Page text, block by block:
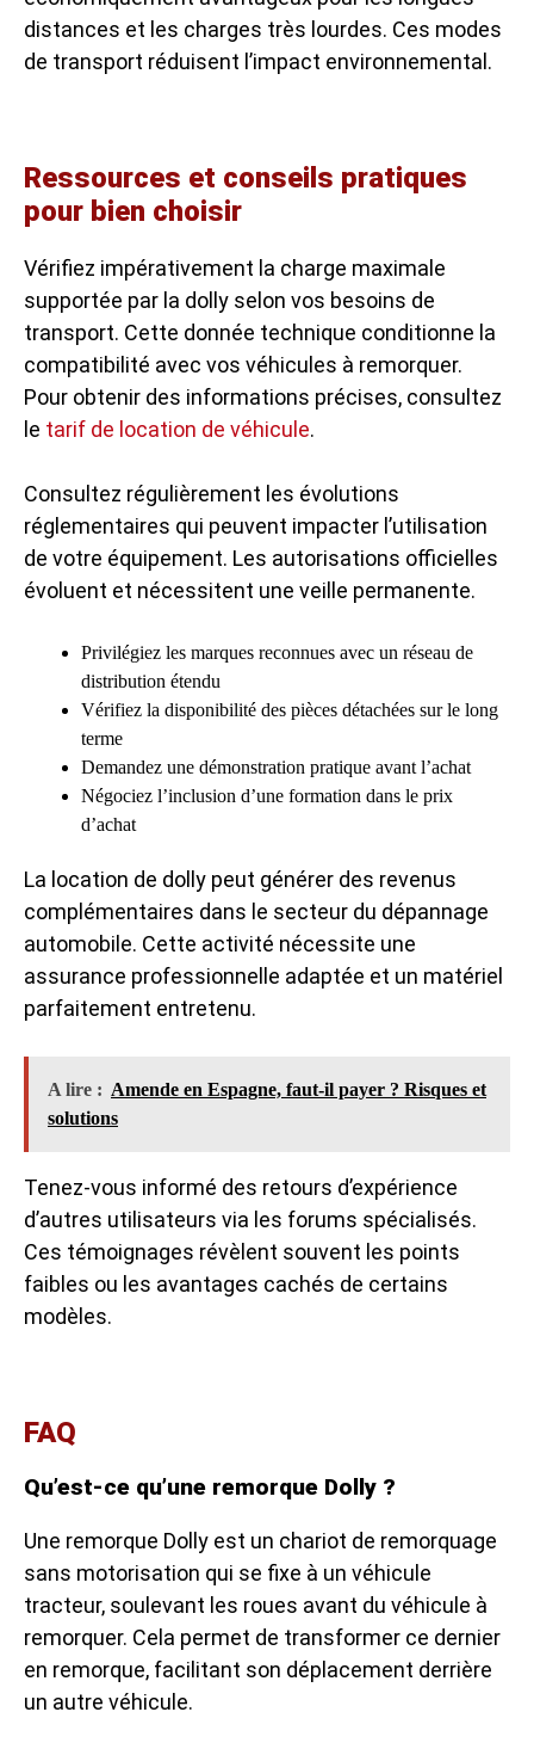
distances et les charges très lourdes. Ces modes
de transport réduisent l’impact environnemental.
Ressources et conseils pratiques
pour bien choisir
Vérifiez impérativement la charge maximale
supportée par la dolly selon vos besoins de
transport. Cette donnée technique conditionne la
compatibilité avec vos véhicules à remorquer.
Pour obtenir des informations précises, consultez
le tarif de location de véhicule.
Consultez régulièrement les évolutions
réglementaires qui peuvent impacter l’utilisation
de votre équipement. Les autorisations officielles
évoluent et nécessitent une veille permanente.
Privilégiez les marques reconnues avec un réseau de
distribution étendu
Vérifiez la disponibilité des pièces détachées sur le long
terme
Demandez une démonstration pratique avant l’achat
Négociez l’inclusion d’une formation dans le prix
d’achat
La location de dolly peut générer des revenus
complémentaires dans le secteur du dépannage
automobile. Cette activité nécessite une
assurance professionnelle adaptée et un matériel
parfaitement entretenu.
A lire : Amende en Espagne, faut-il payer ? Risques et
solutions
Tenez-vous informé des retours d’expérience
d’autres utilisateurs via les forums spécialisés.
Ces témoignages révèlent souvent les points
faibles ou les avantages cachés de certains
modèles.
FAQ
Qu’est-ce qu’une remorque Dolly ?
Une remorque Dolly est un chariot de remorquage
sans motorisation qui se fixe à un véhicule
tracteur, soulevant les roues avant du véhicule à
remorquer. Cela permet de transformer ce dernier
en remorque, facilitant son déplacement derrière
un autre véhicule.